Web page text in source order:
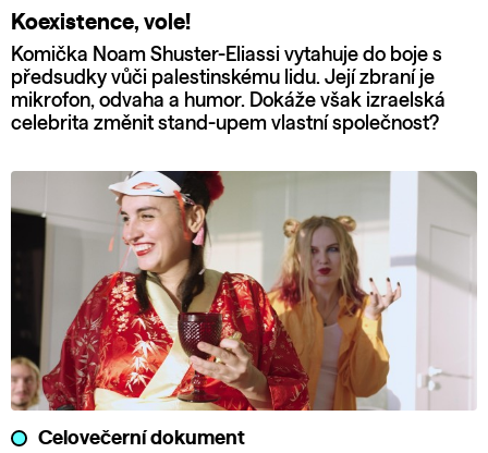
Koexistence, vole!
Komička Noam Shuster-Eliassi vytahuje do boje s
předsudky vůči palestinskému lidu. Její zbraní je
mikrofon, odvaha a humor. Dokáže však izraelská
celebrita změnit stand-upem vlastní společnost?
Celovečerní dokument